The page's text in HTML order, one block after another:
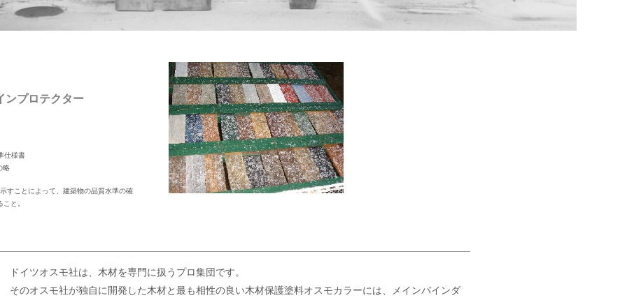
プロテクター
仕様書
略
すことによって、建築物の品質水準の確
と。
ドイツオスモ社は、木材を専門に扱うプロ集団です。
そのオスモ社が独自に開発した木材と最も相性の良い木材保護塗料オスモカラーには、メインバインダ